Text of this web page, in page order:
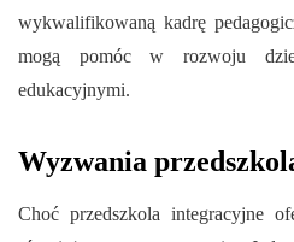
wykwalifikowaną kadrę
mogą pomóc w rozwoju
edukacyjnymi.
Wyzwania
Choć przedszkola integracyjne